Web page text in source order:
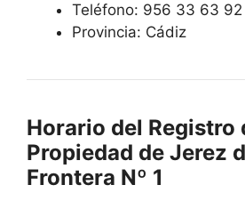
Teléfono: 956 33 63 92
Provincia: Cádiz
Horario del Registro
Propiedad de Jerez
Frontera Nº 1